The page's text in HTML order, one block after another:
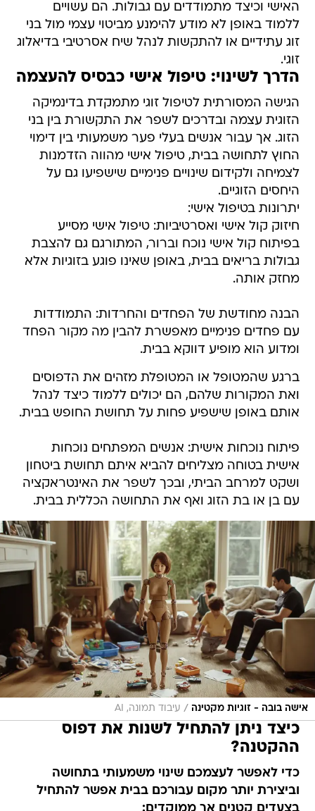
האישי וכיצד מתמודדים עם גבולות. הם עשויים
ללמוד באופן לא מודע להימנע מביטוי עצמי מול בני
זוג עתידיים או להתקשות לנהל שיח אסרטיבי בדיאלוג
זוגי.
הדרך לשינוי: טיפול אישי כבסיס להעצמה
הגישה המסורתית לטיפול זוגי מתמקדת בדינמיקה
הזוגית עצמה ובדרכים לשפר את התקשורת בין בני
הזוג. אך עבור אנשים בעלי פער משמעותי בין דימוי
החוץ לתחושה בבית, טיפול אישי מהווה הזדמנות
לצמיחה ולקידום שינויים פנימיים שישפיעו גם על
היחסים הזוגיים.
יתרונות בטיפול אישי:
חיזוק קול אישי ואסרטיביות: טיפול אישי מסייע
בפיתוח קול אישי נוכח וברור, המתורגם גם להצבת
גבולות בריאים בבית, באופן שאינו פוגע בזוגיות אלא
מחזק אותה.
הבנה מחודשת של הפחדים והחרדות: התמודדות
עם פחדים פנימיים מאפשרת להבין מה מקור הפחד
ומדוע הוא מופיע דווקא בבית.
ברגע שהמטופל או המטופלת מזהים את הדפוסים
ואת המקורות שלהם, הם יכולים ללמוד כיצד לנהל
אותם באופן שישפיע פחות על תחושת החופש בבית.
פיתוח נוכחות אישית: אנשים המפתחים נוכחות
אישית בטוחה מצליחים להביא איתם תחושת ביטחון
ושקט למרחב הביתי, ובכך לשפר את האינטראקציה
עם בן או בת הזוג ואף את התחושה הכללית בבית.
אישה בובה - זוגיות מקטינה / עיבוד תמונה, AI
כיצד ניתן להתחיל לשנות את דפוס
ההקטנה?
כדי לאפשר לעצמכם שינוי משמעותי בתחושה
וביצירת יותר מקום עבורכם בבית אפשר להתחיל